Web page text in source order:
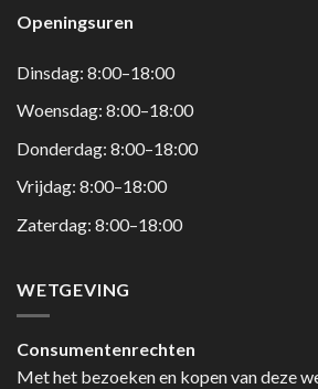
Openingsuren
Dinsdag: 8:00–18:00
Woensdag: 8:00–18:00
Donderdag: 8:00–18:00
Vrijdag: 8:00–18:00
Zaterdag: 8:00–18:00
WETGEVING
Consumentenrechten
Met het bezoeken en kopen van deze